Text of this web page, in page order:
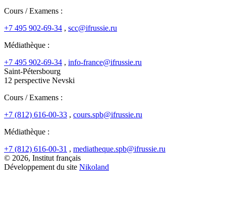
Cours / Examens :
+7 495 902-69-34 , scc@ifrussie.ru
Médiathèque :
+7 495 902-69-34 , info-france@ifrussie.ru
Saint-Pétersbourg
12 perspective Nevski
Cours / Examens :
+7 (812) 616-00-33 , cours.spb@ifrussie.ru
Médiathèque :
+7 (812) 616-00-31 , mediatheque.spb@ifrussie.ru
© 2026, Institut français
Développement du site Nikoland